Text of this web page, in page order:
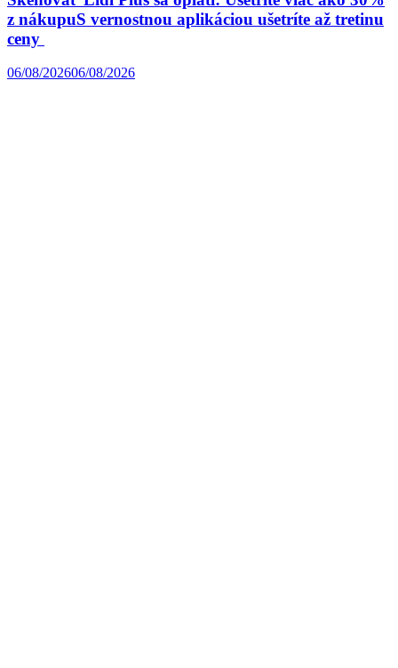
z nákupuS vernostnou aplikáciou ušetríte až tretinu
ceny
06/08/202606/08/2026